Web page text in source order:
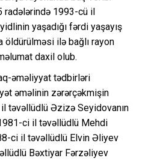
radələrində 1993-cü il
yaşadığı fərdi yaşayış
öldürülməsi ilə bağlı rayon
daxil olub.
əməliyyat tədbirləri
əməlinin zərərçəkmişin
təvəllüdlü Əzizə Seyidovanın
ci il təvəllüdlü Mehdi
ci il təvəllüdlü Elvin Əliyev
Bəxtiyar Fərzəliyev